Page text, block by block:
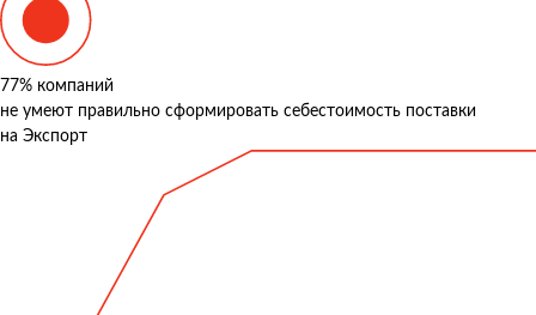
77% компаний
не умеют правильно сформировать себестоимость поставки
на Экспорт